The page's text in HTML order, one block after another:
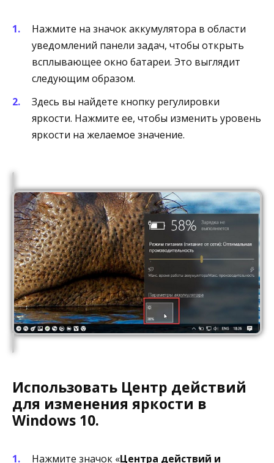
Нажмите на значок аккумулятора в области
уведомлений панели задач, чтобы открыть
всплывающее окно батареи. Это выглядит
следующим образом.
Здесь вы найдете кнопку регулировки
яркости. Нажмите ее, чтобы изменить уровень
яркости на желаемое значение.
Использовать Центр действий
для изменения яркости в
Windows 10.
Нажмите значок «Центра действий и